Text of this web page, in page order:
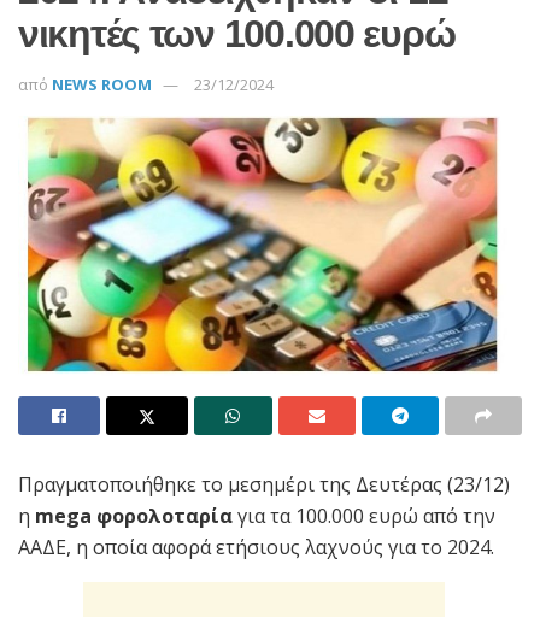
νικητές των 100.000 ευρώ
από NEWS ROOM 23/12/2024
Πραγματοποιήθηκε το μεσημέρι της Δευτέρας (23/12)
η mega φορολοταρίαγια τα 100.000 ευρώ από την
ΑΑΔΕ, η οποία αφορά ετήσιους λαχνούς για το 2024.